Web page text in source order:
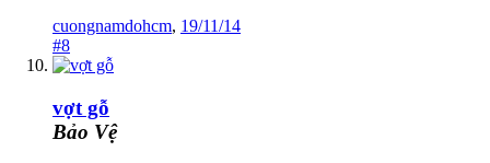
cuongnamdohcm, 19/11/14
#8
vợt gỗ
Bảo Vệ